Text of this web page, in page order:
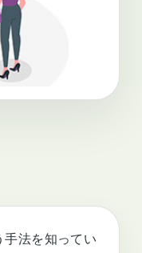
手法を知ってい